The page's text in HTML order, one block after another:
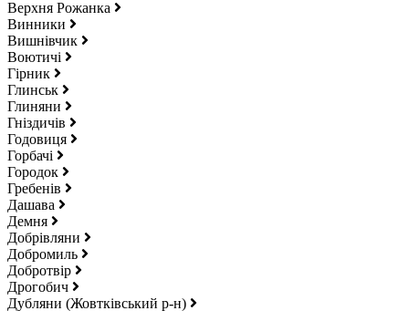
Верхня Рожанка
Винники
Вишнівчик
Воютичі
Гірник
Глинськ
Глиняни
Гніздичів
Годовиця
Горбачі
Городок
Гребенів
Дашава
Демня
Добрівляни
Добромиль
Добротвір
Дрогобич
Дубляни (Жовтківський р-н)